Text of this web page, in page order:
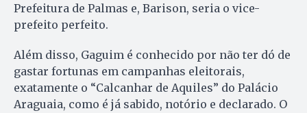
Prefeitura de Palmas e, Barison, seria o vice-
prefeito perfeito.
Além disso, Gaguim é conhecido por não ter dó de
gastar fortunas em campanhas eleitorais,
exatamente o “Calcanhar de Aquiles” do Palácio
Araguaia, como é já sabido, notório e declarado. O